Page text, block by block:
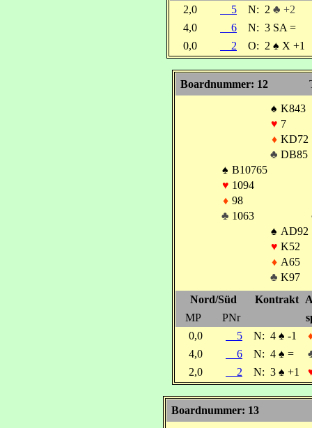
2,0
5 N: 2 ♣ +2
4,0
6 N: 3 SA =
0,0
2 O: 2 ♠ X +1
Boardnummer: 12
♠ K843
♥ 7
♦ KD72
♣ DB85
♠ B10765
♥ 1094
♦ 98
♣ 1063
♠ AD92
♥ K52
♦ A65
♣ K97
Nord/Süd
Kontrakt
MP
PNr
0,0
5 N: 4 ♠ -1
4,0
6 N: 4 ♠ =
2,0
2 N: 3 ♠ +1
Boardnummer: 13